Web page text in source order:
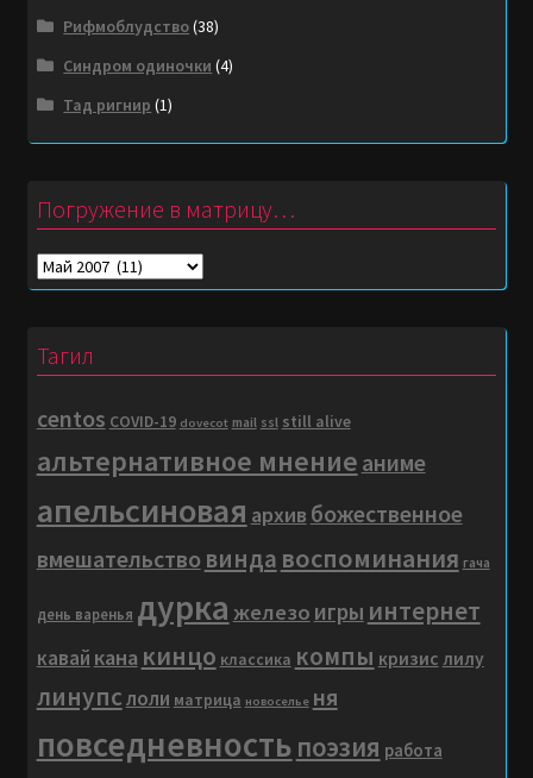
Рифмоблудство(38)
Синдром одиночки (4)
Тад ригнир (1)
Погружение в матрицу…
Погружение
в
Тагил
centos COVID-19 dovecot mail ssl still alive
альтернативное мнение аниме
апельсиновая архив божественное
вмешательство винда воспоминания гача
день варенья дурка железо игры интернет
кавай кана кинцо классика компы кризис лилу
линупслоли матрица новоселье ня
повседневность поэзия работа